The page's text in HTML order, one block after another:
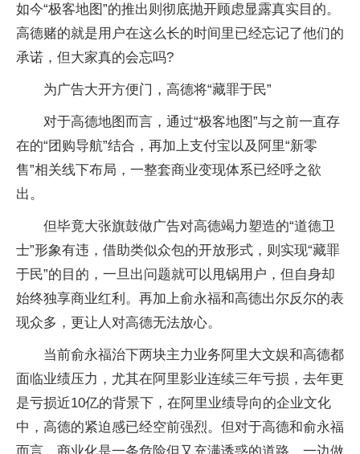
如今“极客地图”的推出则彻底抛开顾虑显露真实目的。
高德赌的就是用户在这么长的时间里已经忘记了他们的
承诺，但大家真的会忘吗?
为广告大开方便门，高德将“藏罪于民”
对于高德地图而言，通过“极客地图”与之前一直存
在的“团购导航”结合，再加上支付宝以及阿里“新零
售”相关线下布局，一整套商业变现体系已经呼之欲
出。
但毕竟大张旗鼓做广告对高德竭力塑造的“道德卫
士”形象有违，借助类似众包的开放形式，则实现“藏罪
于民”的目的，一旦出问题就可以甩锅用户，但自身却
始终独享商业红利。再加上俞永福和高德出尔反尔的表
现众多，更让人对高德无法放心。
当前俞永福治下两块主力业务阿里大文娱和高德都
面临业绩压力，尤其在阿里影业连续三年亏损，去年更
是亏损近10亿的背景下，在阿里业绩导向的企业文化
中，高德的紧迫感已经空前强烈。但对于高德和俞永福